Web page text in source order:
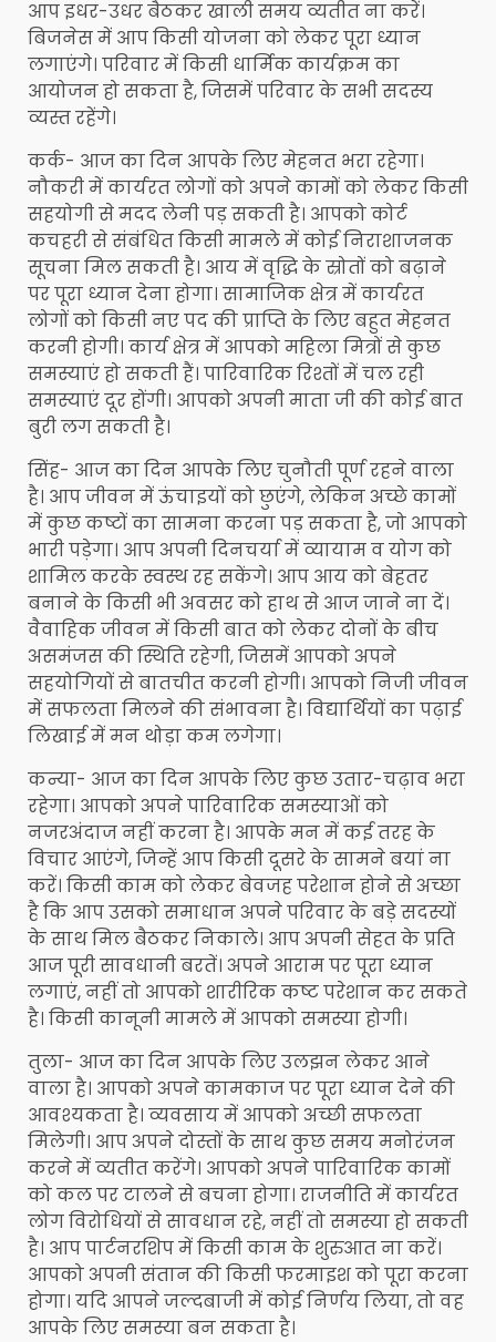
आप इधर-उधर बैठकर खाली समय व्यतीत ना करें।
बिजनेस में आप किसी योजना को लेकर पूरा ध्यान
लगाएंगे। परिवार में किसी धार्मिक कार्यक्रम का
आयोजन हो सकता है, जिसमें परिवार के सभी सदस्य
व्यस्त रहेंगे।
कर्क- आज का दिन आपके लिए मेहनत भरा रहेगा।
नौकरी में कार्यरत लोगों को अपने कामों को लेकर किसी
सहयोगी से मदद लेनी पड़ सकती है। आपको कोर्ट
कचहरी से संबंधित किसी मामले में कोई निराशाजनक
सूचना मिल सकती है। आय में वृद्धि के स्रोतों को बढ़ाने
पर पूरा ध्यान देना होगा। सामाजिक क्षेत्र में कार्यरत
लोगों को किसी नए पद की प्राप्ति के लिए बहुत मेहनत
करनी होगी। कार्य क्षेत्र में आपको महिला मित्रों से कुछ
समस्याएं हो सकती हैं। पारिवारिक रिश्तों में चल रही
समस्याएं दूर होंगी। आपको अपनी माता जी की कोई बात
बुरी लग सकती है।
सिंह- आज का दिन आपके लिए चुनौती पूर्ण रहने वाला
है। आप जीवन में ऊंचाइयों को छुएंगे, लेकिन अच्छे कामों
में कुछ कष्टों का सामना करना पड़ सकता है, जो आपको
भारी पड़ेगा। आप अपनी दिनचर्या में व्यायाम व योग को
शामिल करके स्वस्थ रह सकेंगे। आप आय को बेहतर
बनाने के किसी भी अवसर को हाथ से आज जाने ना दें।
वैवाहिक जीवन में किसी बात को लेकर दोनों के बीच
असमंजस की स्थिति रहेगी, जिसमें आपको अपने
सहयोगियों से बातचीत करनी होगी। आपको निजी जीवन
में सफलता मिलने की संभावना है। विद्यार्थियों का पढ़ाई
लिखाई में मन थोड़ा कम लगेगा।
कन्या- आज का दिन आपके लिए कुछ उतार-चढ़ाव भरा
रहेगा। आपको अपने पारिवारिक समस्याओं को
नजरअंदाज नहीं करना है। आपके मन में कई तरह के
विचार आएंगे, जिन्हें आप किसी दूसरे के सामने बयां ना
करें। किसी काम को लेकर बेवजह परेशान होने से अच्छा
है कि आप उसको समाधान अपने परिवार के बड़े सदस्यों
के साथ मिल बैठकर निकाले। आप अपनी सेहत के प्रति
आज पूरी सावधानी बरतें। अपने आराम पर पूरा ध्यान
लगाएं, नहीं तो आपको शारीरिक कष्ट परेशान कर सकते
है। किसी कानूनी मामले में आपको समस्या होगी।
तुला- आज का दिन आपके लिए उलझन लेकर आने
वाला है। आपको अपने कामकाज पर पूरा ध्यान देने की
आवश्यकता है। व्यवसाय में आपको अच्छी सफलता
मिलेगी। आप अपने दोस्तों के साथ कुछ समय मनोरंजन
करने में व्यतीत करेंगे। आपको अपने पारिवारिक कामों
को कल पर टालने से बचना होगा। राजनीति में कार्यरत
लोग विरोधियों से सावधान रहे, नहीं तो समस्या हो सकती
है। आप पार्टनरशिप में किसी काम के शुरुआत ना करें।
आपको अपनी संतान की किसी फरमाइश को पूरा करना
होगा। यदि आपने जल्दबाजी में कोई निर्णय लिया, तो वह
आपके लिए समस्या बन सकता है।